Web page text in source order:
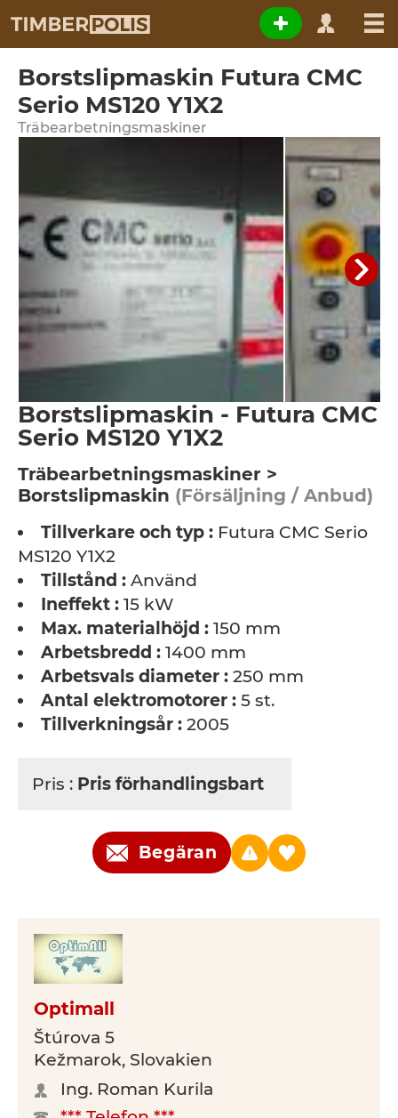
Borstslipmaskin Futura CMC
Serio MS120 Y1X2
Träbearbetningsmaskiner
Borstslipmaskin - Futura CMC
Serio MS120 Y1X2
Träbearbetningsmaskiner >
Borstslipmaskin (Försäljning / Anbud)
Tillverkare och typ : Futura CMC Serio
MS120 Y1X2
Tillstånd : Använd
Ineffekt : 15 kW
Max. materialhöjd : 150 mm
Arbetsbredd : 1400 mm
Arbetsvals diameter : 250 mm
Antal elektromotorer : 5 st.
Tillverkningsår : 2005
Pris : Pris förhandlingsbart
Begäran
Optimall
Štúrova 5
Kežmarok, Slovakien
Ing. Roman Kurila